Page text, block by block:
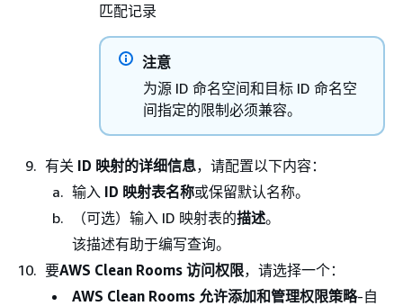
匹配记录
注意
为源 ID 命名空间和目标 ID 命名空
间指定的限制必须兼容。
有关 ID 映射的详细信息，请配置以下内容：
输入 ID 映射表名称或保留默认名称。
（可选）输入 ID 映射表的描述。
该描述有助于编写查询。
要AWS Clean Rooms 访问权限，请选择一个：
AWS Clean Rooms 允许添加和管理权限策略-自